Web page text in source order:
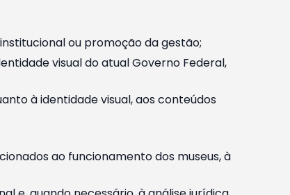
ou promoção da gestão;
visual do atual Governo Federal,
à identidade visual, aos conteúdos
ao funcionamento dos museus, à